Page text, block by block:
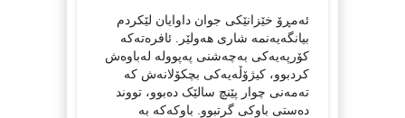
ئەمڕۆ خێزانێکی جوان داوایان لێکردم
بیانگەیەنمە شاری هەولێر. ئافرەتەکە
کۆرپەیەکی بەچەشنی پەپوولە لەباوەش
کردبوو، کیژۆڵەیەکی بچکۆلانەش کە
تەمەنی چوار پێنچ سالێک دەبوو، تووند
دەستی باوکی گرتبوو. باوکەکە بە